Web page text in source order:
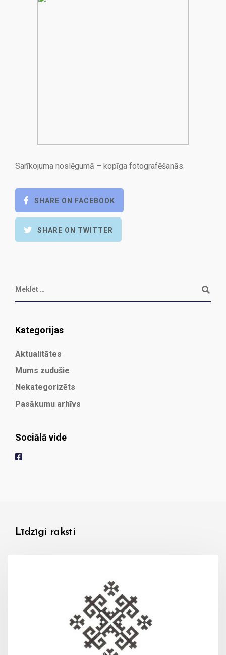
Sarīkojuma noslēgumā – kopīga fotografēšanās.
SHARE ON FACEBOOK
SHARE ON TWITTER
Kategorijas
Aktualitātes
Mums zudušie
Nekategorizēts
Pasākumu arhīvs
Sociālā vide
Līdzīgi raksti